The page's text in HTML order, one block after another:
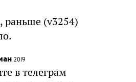
раньше (v3254)
2019
в телеграм